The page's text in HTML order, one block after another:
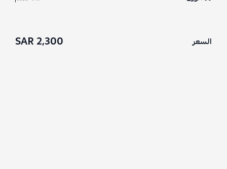
السعر 2,300 SAR